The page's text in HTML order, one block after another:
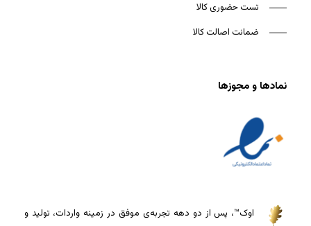
تست حضوری کالا
ضمانت اصالت کالا
نمادها و مجوزها
اوک™، پس از دو دهه تجربه‌ی موفق در زمینه واردات، تولید و